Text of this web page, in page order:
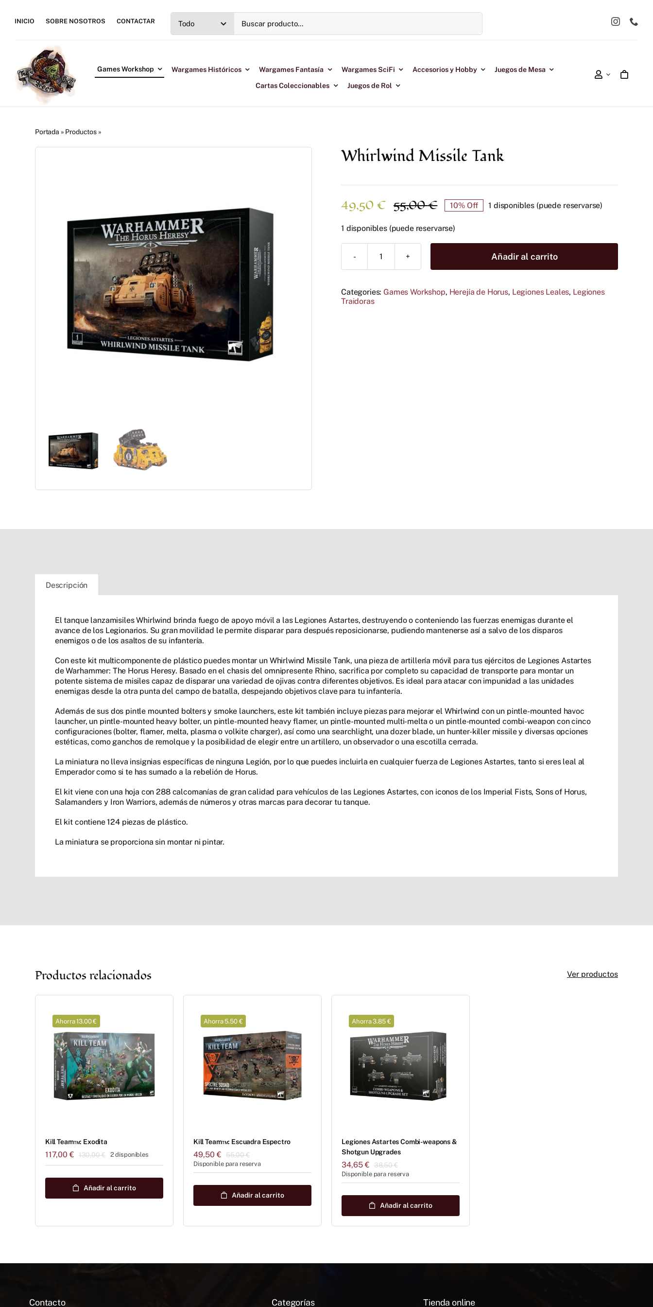
contenido
INICIO SOBRE NOSOTROS CONTACTAR
Games Workshop Wargames Históricos Wargames Fantasía Wargames SciFi Accesorios y Hobby
Juegos de Mesa
Cartas Coleccionables
Juegos de Rol
Portada » Productos»
Whirlwind Missile Tank
55,00€El
precio
55,00 €.
49,50 €
El
precio
49,50 €.
10% Off 1 disponibles (puede reservarse)
1 disponibles (puede reservarse)
Whirlwind
Missile
cantidad
Añadir al carrito
Categories:Games Workshop, Herejía de Horus, Legiones Leales, Legiones
Traidoras
Descripción
El tanque lanzamisiles Whirlwind brinda fuego de apoyo móvil a las Legiones Astartes, destruyendo o conteniendo las fuerzas enemigas durante el
avance de los Legionarios. Su gran movilidad le permite disparar para después reposicionarse, pudiendo mantenerse así a salvo de los disparos
enemigos o de los asaltos de su infantería.
Con este kit multicomponente de plástico puedes montar un Whirlwind Missile Tank, una pieza de artillería móvil para tus ejércitos de Legiones Astartes
de Warhammer: The Horus Heresy. Basado en el chasis del omnipresente Rhino, sacrifica por completo su capacidad de transporte para montar un
potente sistema de misiles capaz de disparar una variedad de ojivas contra diferentes objetivos. Es ideal para atacar con impunidad a las unidades
enemigas desde la otra punta del campo de batalla, despejando objetivos clave para tu infantería.
Además de sus dos pintle mounted bolters y smoke launchers, este kit también incluye piezas para mejorar el Whirlwind con un pintle-mounted havoc
launcher, un pintle-mounted heavy bolter, un pintle-mounted heavy flamer, un pintle-mounted multi-melta o un pintle-mounted combi-weapon con cinco
configuraciones (bolter, flamer, melta, plasma o volkite charger), así como una searchlight, una dozer blade, un hunter-killer missile y diversas opciones
estéticas, como ganchos de remolque y la posibilidad de elegir entre un artillero, un observador o una escotilla cerrada.
La miniatura no lleva insignias específicas de ninguna Legión, por lo que puedes incluirla en cualquier fuerza de Legiones Astartes, tanto si eres leal al
Emperador como si te has sumado a la rebelión de Horus.
El kit viene con una hoja con 288 calcomanías de gran calidad para vehículos de las Legiones Astartes, con iconos de los Imperial Fists, Sons of Horus,
Salamanders y Iron Warriors, además de números y otras marcas para decorar tu tanque.
El kit contiene 124 piezas de plástico.
La miniatura se proporciona sin montar ni pintar.
Productos relacionados Ver productos
Ahorra 13.00 €
Kill Team™: Exodita
130,00€El
original
era:
117,00€
El
actual
es:
2 disponibles
Añadir al carrito
Ahorra 5.50 €
Kill Team™: Escuadra Espectro
55,00€El
era:
49,50€
El
es:
Disponible para reserva
Añadir al carrito
Ahorra 3.85 €
Legiones Astartes Combi-weapons &
Shotgun Upgrades
38,50€El
era:
34,65€
El
es:
Disponible para reserva
Añadir al carrito
Contacto Categorías Tienda online